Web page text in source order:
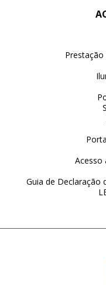
Acesso
Guia de Declaração